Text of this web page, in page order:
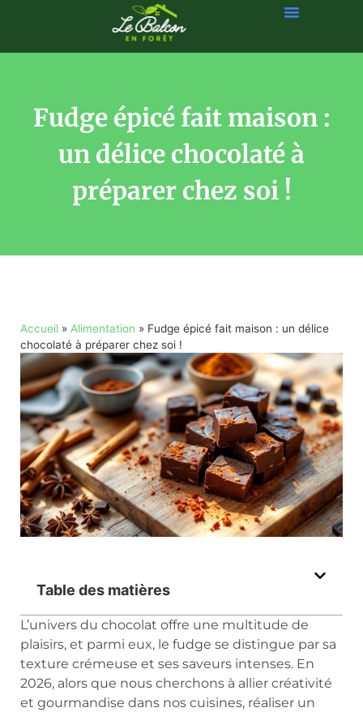
Fudge épicé fait maison :
un délice chocolaté à
préparer chez soi !
Accueil » Alimentation » Fudge épicé fait maison : un délice
chocolaté à préparer chez soi !
Table des matières
L’univers du chocolat offre une multitude de
plaisirs, et parmi eux, le fudge se distingue par sa
texture crémeuse et ses saveurs intenses. En
2026, alors que nous cherchons à allier créativité
et gourmandise dans nos cuisines, réaliser un